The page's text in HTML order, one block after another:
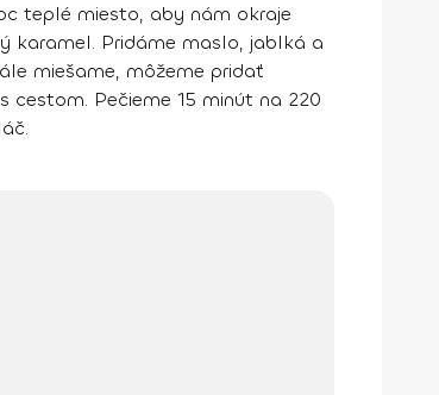
teplé miesto, aby nám okraje
karamel. Pridáme maslo, jablká a
miešame, môžeme pridať
Pečieme 15 minút na 220